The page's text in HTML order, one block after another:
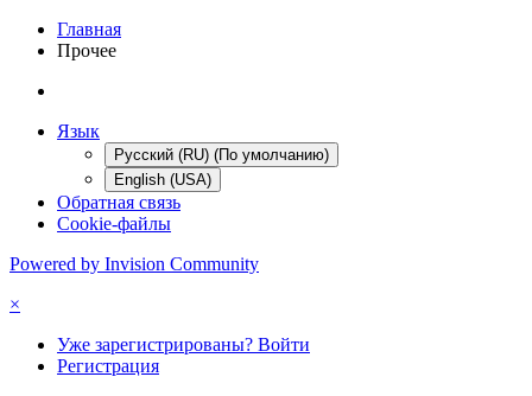
Главная
Прочее
Язык
Русский (RU) (По умолчанию)
English (USA)
Обратная связь
Cookie-файлы
Powered by Invision Community
×
Уже зарегистрированы? Войти
Регистрация